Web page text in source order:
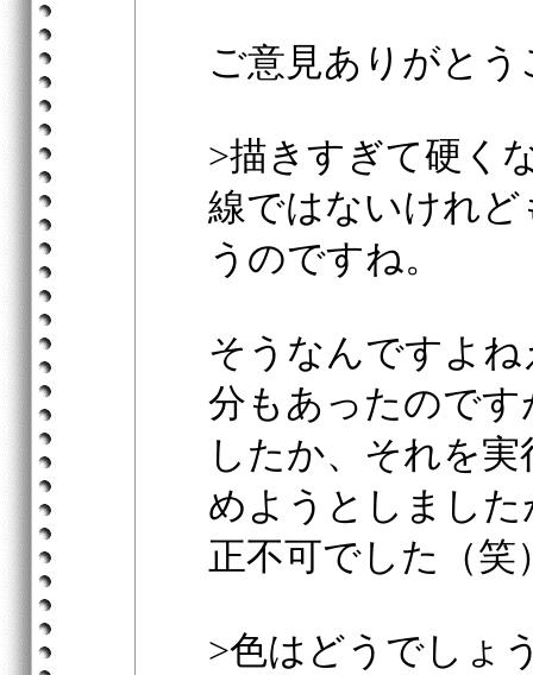
ご意見ありがと
>描きすぎて硬く
線ではないけれ
うのですね。
そうなんですよ
分もあったので
したか、それを
めようとしまし
正不可でした（笑
>色はどうでしょ